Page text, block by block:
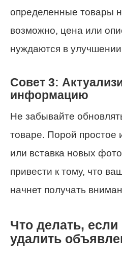
определенные товары
возможно, цена или
нуждаются в
Совет 3:
информацию
Не забывайте
товаре. Порой простое
или вставка новых
привести к тому, что
начнет получать
Что делать, если
удалить